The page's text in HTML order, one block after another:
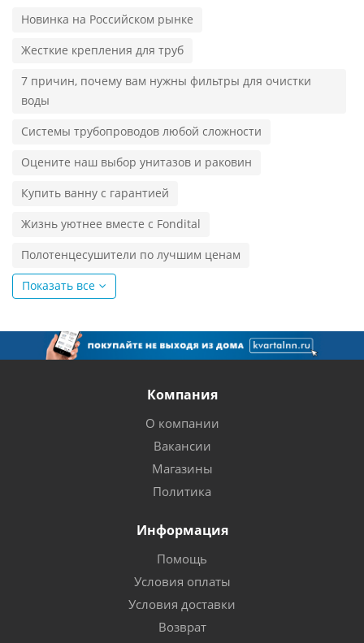
Новинка на Российском рынке
Жесткие крепления для труб
7 причин, почему вам нужны фильтры для очистки
воды
Системы трубопроводов любой сложности
Оцените наш выбор унитазов и раковин
Купить ванну с гарантией
Жизнь уютнее вместе с Fondital
Полотенцесушители по лучшим ценам
Показать все
Компания
О компании
Вакансии
Магазины
Политика
Информация
Помощь
Условия оплаты
Условия доставки
Возврат